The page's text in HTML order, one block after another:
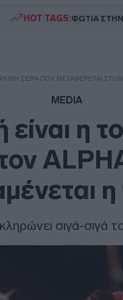
HOT TAGS:ΦΩΤΙΑ
ΣΕΙΡΆ ΠΟΥ ΜΕΤΑΦΈΡΕΤΑΙ
MEDIA
η
σιγά-σιγά